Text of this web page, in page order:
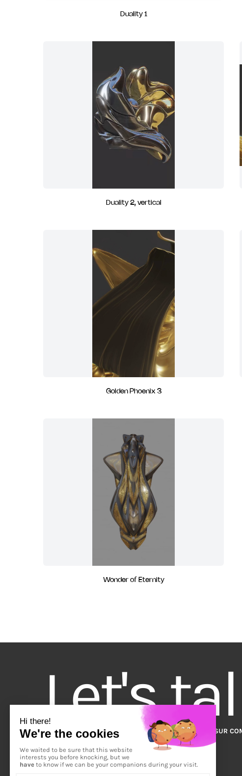
Duality 1
Duality 2, vertical
Golden Phoenix 3
Wonder of Eternity
Let's
ART SUR ÉCRANEXPÉRIENCES ARTISTIQUESŒUVRES SUR
Inscrivez-vous à notre